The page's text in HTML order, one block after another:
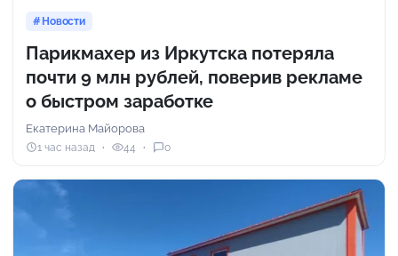
Новости
Парикмахер из Иркутска потеряла
почти 9 млн рублей, поверив рекламе
о быстром заработке
Екатерина Майорова
1 час назад 44 0